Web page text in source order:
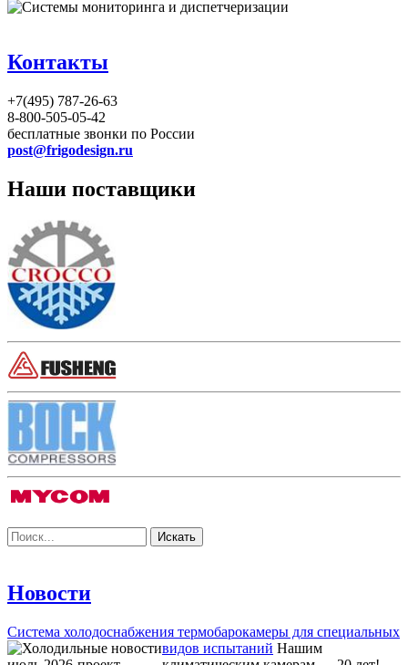
Контакты
+7(495) 787-26-63
8-800-505-05-42
бесплатные звонки по России
post@frigodesign.ru
Наши поставщики
Новости
Система холодоснабжения термобарокамеры для специальных
видов испытаний Нашим